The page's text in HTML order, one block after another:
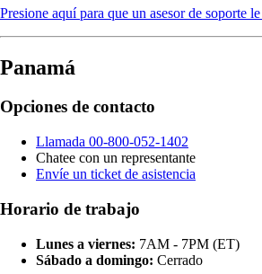
Presione aquí para que un asesor de soporte
Panamá
Opciones de contacto
Llamada 00-800-052-1402
Chatee con un representante
Envíe un ticket de asistencia
Horario de trabajo
Lunes a viernes: 7AM - 7PM (ET)
Sábado a domingo: Cerrado